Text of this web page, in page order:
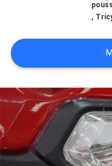
QUALITÉ
NOUS
NOUVELLES
,